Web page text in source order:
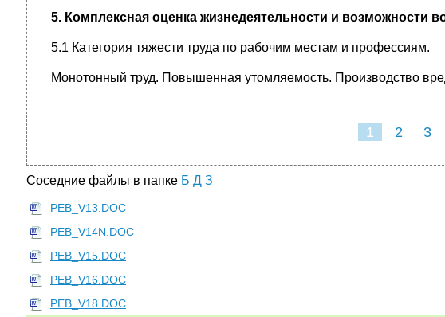
5. Комплексная оценка жизнедеятельности и возможности
5.1 Категория тяжести труда по рабочим местам и профессиям.
Монотонный труд. Повышенная утомляемость. Производство
1 2 3
Соседние файлы в папке Б Д З
PEB_V13.DOC
PEB_V14N.DOC
PEB_V15.DOC
PEB_V16.DOC
PEB_V18.DOC